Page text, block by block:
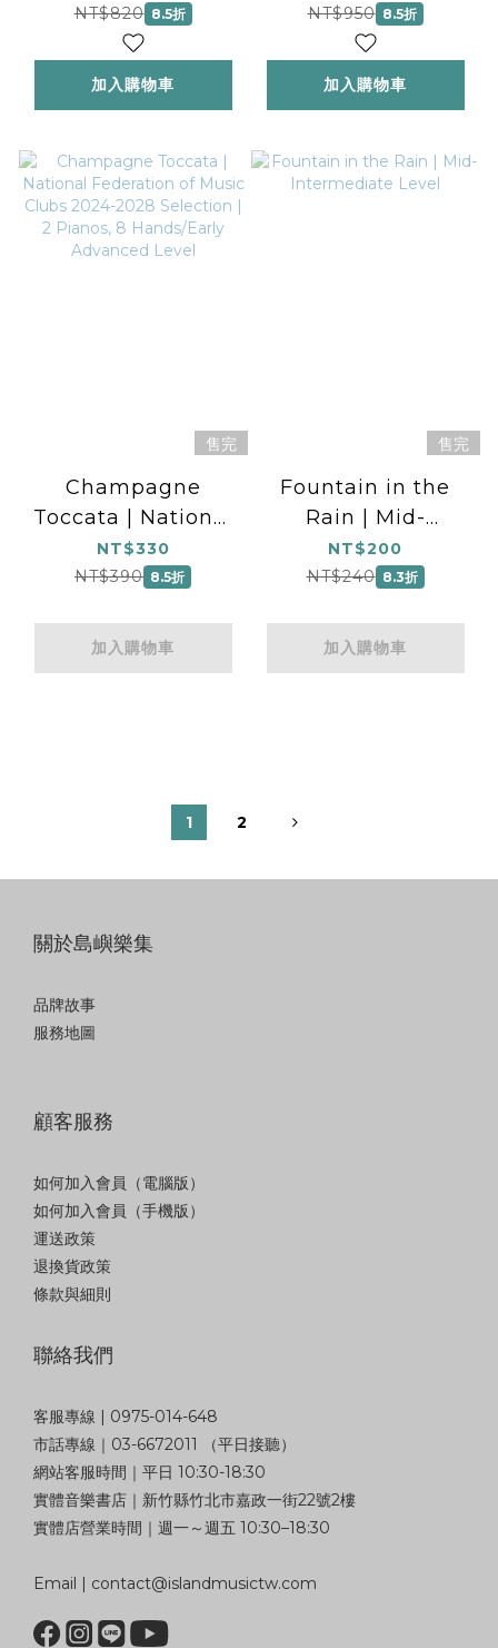
Level/1 Piano, 4
Hands | NFMC
2024-2028
Selection
NT$820 8.5折
加入購物車
NT$950 8.5折
加入購物車
售完
Champagne
Toccata | National
Federation of
Music Clubs 2024-
Pianos, 8
Hands/Early
NT$330
NT$390 8.5折
加入購物車
售完
Fountain in the
Rain | Mid-
Intermediate Level
NT$200
NT$240 8.3折
加入購物車
1 2
關於島嶼樂集
品牌故事
服務地圖
顧客服務
如何加入會員（電腦版）
如何加入會員（手機版）
運送政策
退換貨政策
條款與細則
聯絡我們
客服專線 | 0975-014-648
市話專線｜03-6672011 （平日接聽）
網站客服時間｜平日 10:30-18:30
實體音樂書店｜新竹縣竹北市嘉政一街22號2樓
實體店營業時間｜週一～週五 10:30–18:30
Email | contact@islandmusictw.com